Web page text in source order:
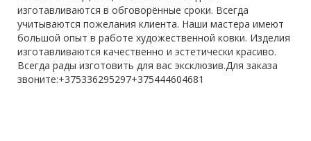
изготавливаются в обговорённые сроки. Всегда
учитываются пожелания клиента. Наши мастера имеют
большой опыт в работе художественной ковки. Изделия
изготавливаются качественно и эстетически красиво.
Всегда рады изготовить для вас эксклюзив.Для заказа
звоните:+375336295297+375444604681